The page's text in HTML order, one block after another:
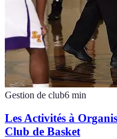
Gestion de club6 min
Les Activités à
Club de Basket